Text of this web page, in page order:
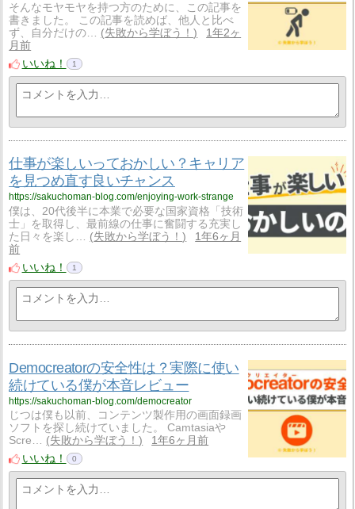
そんなモヤモヤを持つ方のために、この記事を
書きました。 この記事を読めば、他人と比べ
ず、自分だけの…
失敗から学ぼう！
1年2ヶ
月前
いいね！
1
仕事が楽しいっておかしい？キャリア
を見つめ直す良いチャンス
https://sakuchoman-blog.com/enjoying-work-strange
僕は、20代後半に本業で必要な国家資格「技術
士」を取得し、最前線の仕事に奮闘する充実し
た日々を楽し…
失敗から学ぼう！
1年6ヶ月
前
いいね！
1
Democreatorの安全性は？実際に使い
続けている僕が本音レビュー
https://sakuchoman-blog.com/democreator
じつは僕も以前、コンテンツ製作用の画面録画
ソフトを探し続けていました。 Camtasiaや
Scre…
失敗から学ぼう！
1年6ヶ月前
いいね！
0